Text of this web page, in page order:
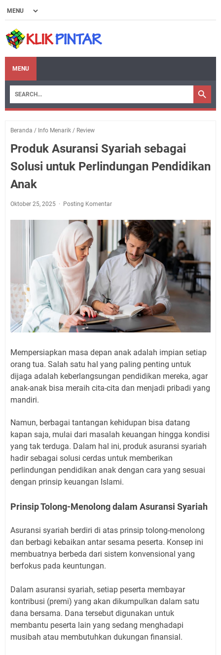
MENU
Beranda / Info Menarik / Review
Produk Asuransi Syariah sebagai
Solusi untuk Perlindungan Pendidikan
Anak
Oktober 25, 2025 Posting Komentar
Mempersiapkan masa depan anak adalah impian setiap
orang tua. Salah satu hal yang paling penting untuk
dijaga adalah keberlangsungan pendidikan mereka, agar
anak-anak bisa meraih cita-cita dan menjadi pribadi yang
mandiri.
Namun, berbagai tantangan kehidupan bisa datang
kapan saja, mulai dari masalah keuangan hingga kondisi
yang tak terduga. Dalam hal ini, produk asuransi syariah
hadir sebagai solusi cerdas untuk memberikan
perlindungan pendidikan anak dengan cara yang sesuai
dengan prinsip keuangan Islami.
Prinsip Tolong-Menolong dalam Asuransi Syariah
Asuransi syariah berdiri di atas prinsip tolong-menolong
dan berbagi kebaikan antar sesama peserta. Konsep ini
membuatnya berbeda dari sistem konvensional yang
berfokus pada keuntungan.
Dalam asuransi syariah, setiap peserta membayar
kontribusi (premi) yang akan dikumpulkan dalam satu
dana bersama. Dana tersebut digunakan untuk
membantu peserta lain yang sedang menghadapi
musibah atau membutuhkan dukungan finansial.